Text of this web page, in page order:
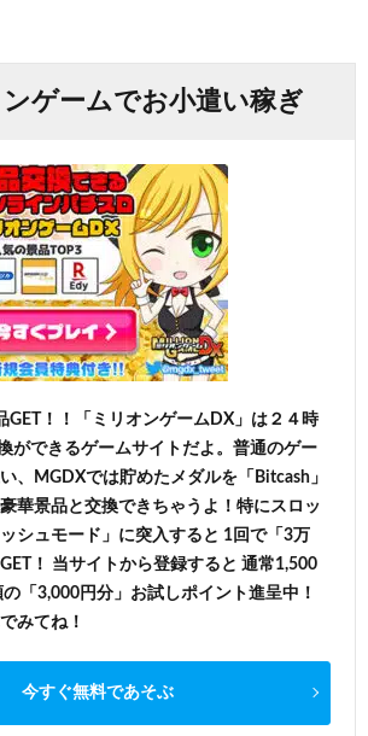
ゲームでお小遣い稼ぎ
GET！！「ミリオンゲームDX」は２４時
ができるゲームサイトだよ。普通のゲー
、MGDXでは貯めたメダルを「Bitcash」
華景品と交換できちゃうよ！特にスロッ
シュモード」に突入すると 1回で「3万
！ 当サイトから登録すると 通常1,500
「3,000円分」お試しポイント進呈中！
みてね！
今すぐ無料であそぶ